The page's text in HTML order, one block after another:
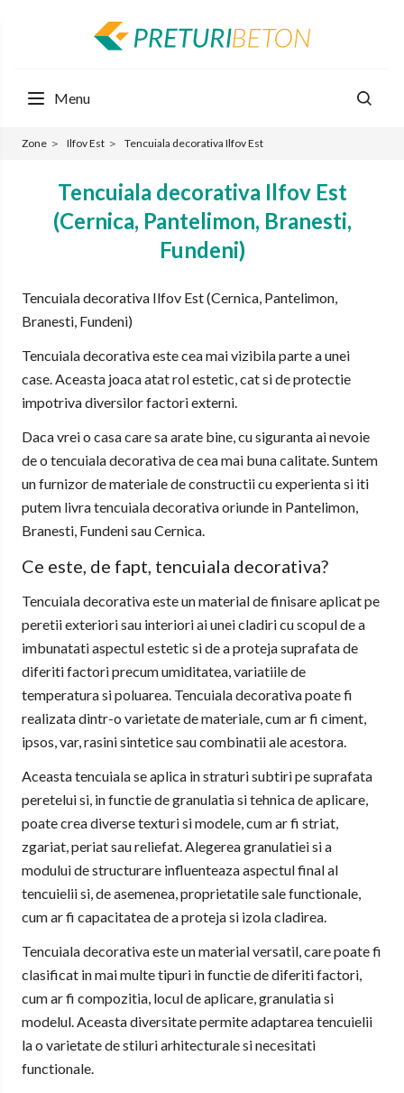
Menu
Zone ＞ Ilfov Est ＞ Tencuiala decorativa Ilfov Est
Tencuiala decorativa Ilfov Est
(Cernica, Pantelimon, Branesti,
Fundeni)
Tencuiala decorativa Ilfov Est (Cernica, Pantelimon,
Branesti, Fundeni)
Tencuiala decorativa este cea mai vizibila parte a unei
case. Aceasta joaca atat rol estetic, cat si de protectie
impotriva diversilor factori externi.
Daca vrei o casa care sa arate bine, cu siguranta ai nevoie
de o tencuiala decorativa de cea mai buna calitate. Suntem
un furnizor de materiale de constructii cu experienta si iti
putem livra tencuiala decorativa oriunde in Pantelimon,
Branesti, Fundeni sau Cernica.
Ce este, de fapt, tencuiala decorativa?
Tencuiala decorativa este un material de finisare aplicat pe
peretii exteriori sau interiori ai unei cladiri cu scopul de a
imbunatati aspectul estetic si de a proteja suprafata de
diferiti factori precum umiditatea, variatiile de
temperatura si poluarea. Tencuiala decorativa poate fi
realizata dintr-o varietate de materiale, cum ar fi ciment,
ipsos, var, rasini sintetice sau combinatii ale acestora.
Aceasta tencuiala se aplica in straturi subtiri pe suprafata
peretelui si, in functie de granulatia si tehnica de aplicare,
poate crea diverse texturi si modele, cum ar fi striat,
zgariat, periat sau reliefat. Alegerea granulatiei si a
modului de structurare influenteaza aspectul final al
tencuielii si, de asemenea, proprietatile sale functionale,
cum ar fi capacitatea de a proteja si izola cladirea.
Tencuiala decorativa este un material versatil, care poate fi
clasificat in mai multe tipuri in functie de diferiti factori,
cum ar fi compozitia, locul de aplicare, granulatia si
modelul. Aceasta diversitate permite adaptarea tencuielii
la o varietate de stiluri arhitecturale si necesitati
functionale.